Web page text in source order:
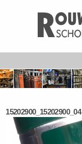
15202900_15202900_04